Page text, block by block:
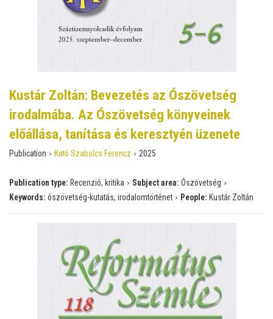
Kustár Zoltán: Bevezetés az Ószövetség
irodalmába. Az Ószövetség könyveinek
előállása, tanítása és keresztyén üzenete
Publication › Kató Szabolcs Ferencz › 2025
Publication type: Recenzió, kritika › Subject area: Ószövetség ›
Keywords: ószövetség-kutatás, irodalomtörténet › People: Kustár Zoltán